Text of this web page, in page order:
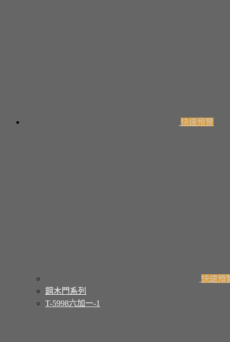
快速預覽
快速預
鋼木門系列
T-5998六加一-1